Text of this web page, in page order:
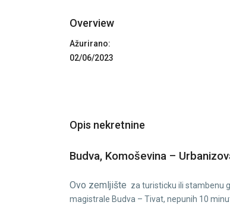
Overview
Ažurirano:
02/06/2023
Opis nekretnine
Budva, Komoševina –
Ovo zemljište za turisticku ili stambenu
magistrale Budva – Tivat, nepunih 10